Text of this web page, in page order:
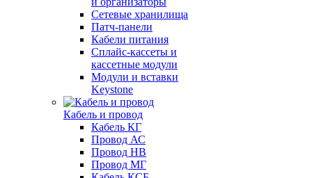
Сетевые хранилища
Патч-панели
Кабели питания
Сплайс-кассеты и
кассетные модули
Модули и вставки
Keystone
Кабель и провод
Кабель КГ
Провод АС
Провод НВ
Провод МГ